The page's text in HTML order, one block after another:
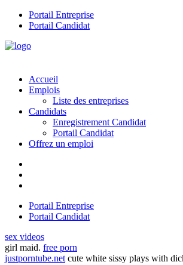
Portail Entreprise
Portail Candidat
Accueil
Emplois
Liste des entreprises
Candidats
Enregistrement Candidat
Portail Candidat
Offrez un emploi
Portail Entreprise
Portail Candidat
sex videos
girl maid. free porn
justporntube.net cute white sissy plays with